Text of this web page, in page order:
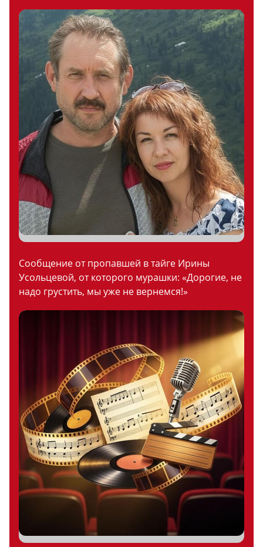
Сообщение от пропавшей в тайге Ирины
Усольцевой, от которого мурашки: «Дорогие, не
надо грустить, мы уже не вернемся!»